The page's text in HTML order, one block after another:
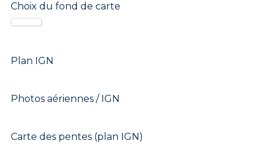
Choix du fond de carte
Plan IGN
Photos aériennes / IGN
Carte des pentes (plan IGN)